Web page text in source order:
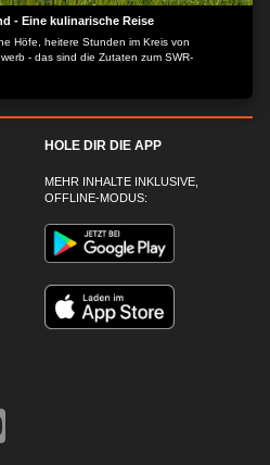
- Eine kulinarische Reise
Höfe, heitere Stunden im Kreis von
- das sind die Zutaten zum SWR-
HOLE DIR DIE APP
MEHR INHALTE INKLUSIVE,
OFFLINE-MODUS: